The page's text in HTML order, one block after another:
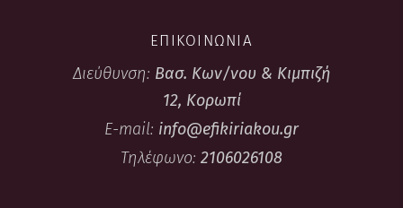
ΕΠΙΚΟΙΝΩΝΙΑ
Διεύθυνση: Βασ. Κων/νου & Κιμπιζή
12, Κορωπί
E-mail: info@efikiriakou.gr
Τηλέφωνο: 2106026108